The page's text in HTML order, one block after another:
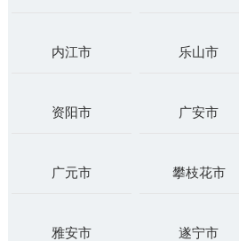
内江市 乐山市
资阳市 广安市
广元市 攀枝花市
雅安市 遂宁市